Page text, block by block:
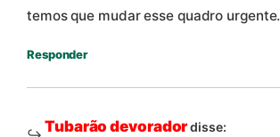
temos que mudar esse quadro urgente.
Responder
Tubarão devoradordisse: